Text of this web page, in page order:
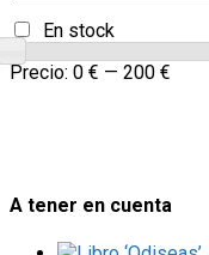
En stock
Precio: 0 € — 200 €
A tener en cuenta